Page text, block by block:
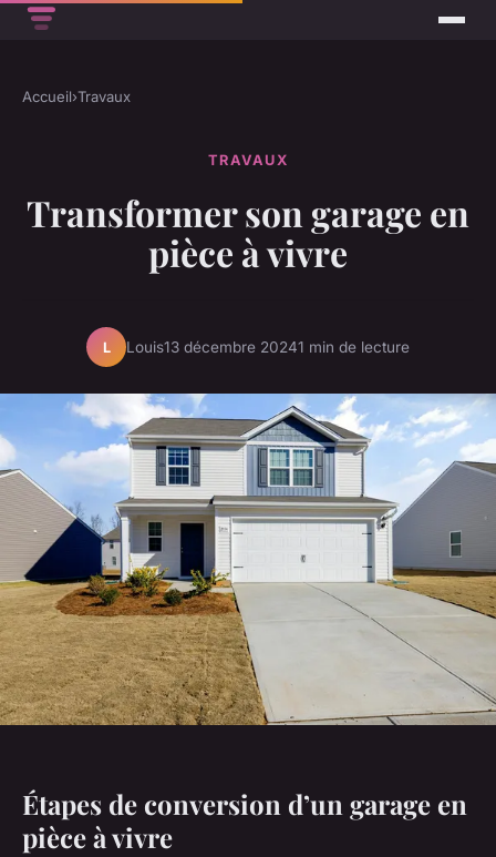
Accueil›Travaux
TRAVAUX
Transformer son garage en
pièce à vivre
L Louis13 décembre 20241 min de lecture
Étapes de conversion d’un garage en
pièce à vivre